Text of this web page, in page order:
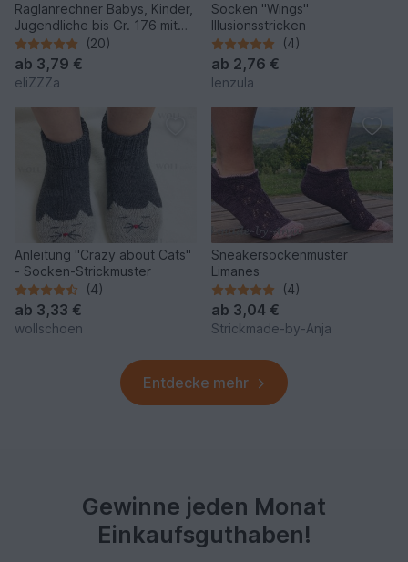
Raglanrechner Babys, Kinder,
Jugendliche bis Gr. 176 mit
PDF-Anleitung und
Größentabelle
(20)
ab 3,79 €
eliZZZa
Socken "Wings"
Illusionsstricken
(4)
ab 2,76 €
lenzula
Anleitung "Crazy about Cats"
- Socken-Strickmuster
(4)
ab 3,33 €
wollschoen
Sneakersockenmuster
Limanes
(4)
ab 3,04 €
Strickmade-by-Anja
Entdecke mehr
Gewinne jeden Monat
Einkaufsguthaben!